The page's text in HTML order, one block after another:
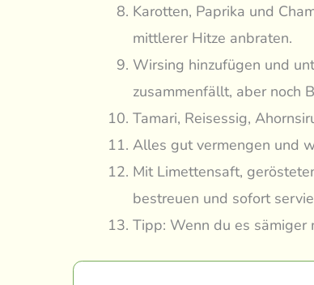
Karotten, Paprika und
mittlerer Hitze anbraten.
Wirsing hinzufügen und
zusammenfällt, aber noch
Tamari, Reisessig,
Alles gut vermengen und
Mit Limettensaft,
bestreuen und sofort
Tipp: Wenn du es sämiger